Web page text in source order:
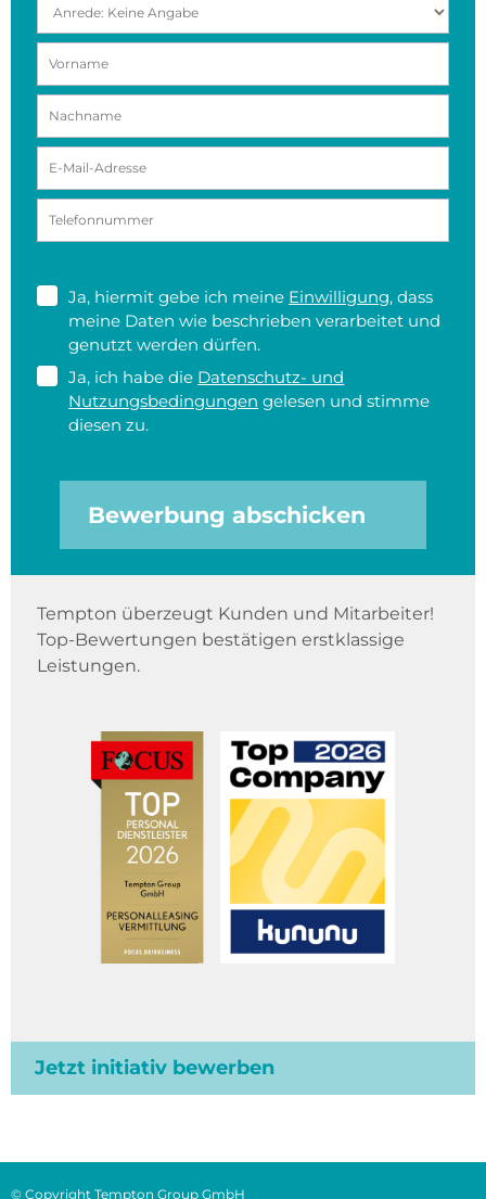
Ja, hiermit gebe ich meine Einwilligung, dass
meine Daten wie beschrieben verarbeitet und
genutzt werden dürfen.
Ja, ich habe die Datenschutz- und
Nutzungsbedingungen gelesen und stimme
diesen zu.
Bewerbung abschicken
Tempton überzeugt Kunden und Mitarbeiter!
Top-Bewertungen bestätigen erstklassige
Leistungen.
Jetzt initiativ bewerben
© Copyright Tempton Group GmbH